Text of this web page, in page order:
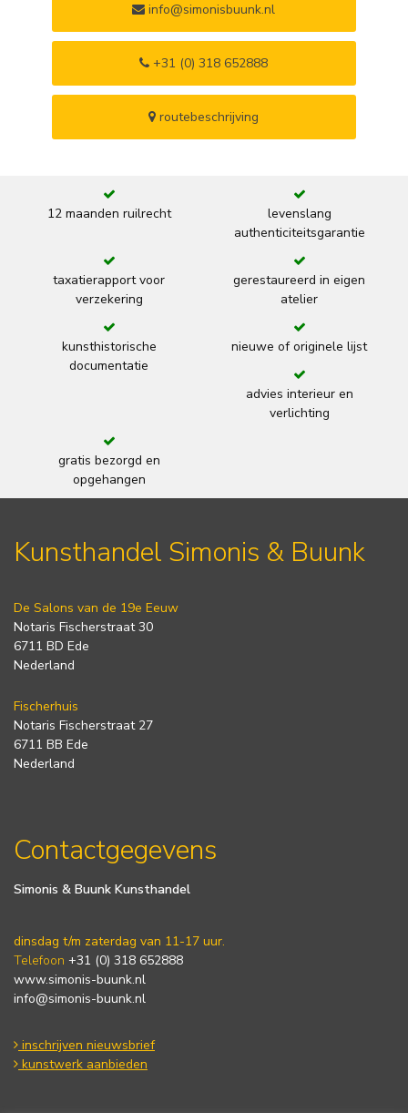
info@simonisbuunk.nl
+31 (0) 318 652888
routebeschrijving
12 maanden ruilrecht
levenslang
authenticiteitsgarantie
taxatierapport voor
verzekering
gerestaureerd in eigen
atelier
kunsthistorische
documentatie
nieuwe of originele lijst
advies interieur en
verlichting
gratis bezorgd en
opgehangen
Kunsthandel Simonis & Buunk
De Salons van de 19e Eeuw
Notaris Fischerstraat 30
6711 BD Ede
Nederland
Fischerhuis
Notaris Fischerstraat 27
6711 BB Ede
Nederland
Contactgegevens
Simonis & Buunk Kunsthandel
dinsdag t/m zaterdag van 11-17 uur.
Telefoon +31 (0) 318 652888
www.simonis-buunk.nl
info@simonis-buunk.nl
inschrijven nieuwsbrief
kunstwerk aanbieden